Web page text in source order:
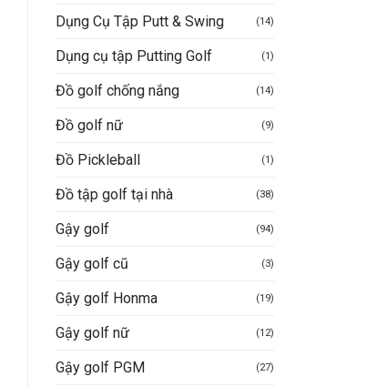
Dụng Cụ Tập Putt & Swing (14)
Dụng cụ tập Putting Golf (1)
Đồ golf chống nắng (14)
Đồ golf nữ (9)
Đồ Pickleball (1)
Đồ tập golf tại nhà (38)
Gậy golf (94)
Gậy golf cũ (3)
Gậy golf Honma (19)
Gậy golf nữ (12)
Gậy golf PGM (27)
BỘ LƯỚI TẬP SWING GOLF
(2.5M X 2.5M)
4.995.000VND
4.495.000VND
Mua hàng nhanh
BĂNG QUẤN BẢO VỆ
PGM ZP005